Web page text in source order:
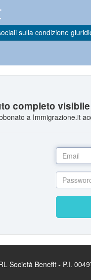
sulla condizione
completo
a Immigrazione.it
Società Benefit - P.I.